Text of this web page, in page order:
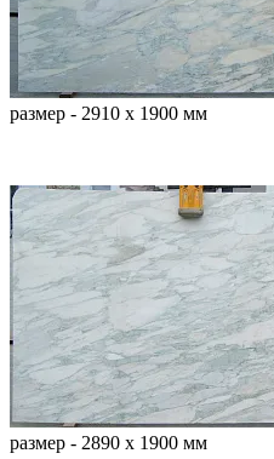
размер - 2910 х 1900 мм
размер - 2890 х 1900 мм